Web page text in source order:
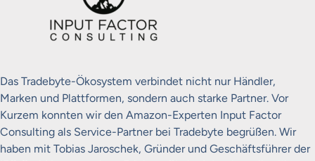
Das Tradebyte-Ökosystem verbindet nicht nur Händler,
Marken und Plattformen, sondern auch starke Partner. Vor
Kurzem konnten wir den Amazon-Experten Input Factor
Consulting als Service-Partner bei Tradebyte begrüßen. Wir
haben mit Tobias Jaroschek, Gründer und Geschäftsführer der